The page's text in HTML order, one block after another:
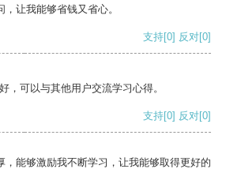
让我能够省钱又省心。
支持[0] 反对[0]
，可以与其他用户交流学习心得。
支持[0] 反对[0]
，能够激励我不断学习，让我能够取得更好的